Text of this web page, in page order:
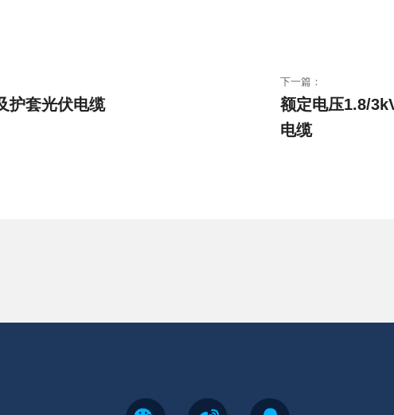
护套光伏电缆
下一篇：
额定电压1.8/
电缆